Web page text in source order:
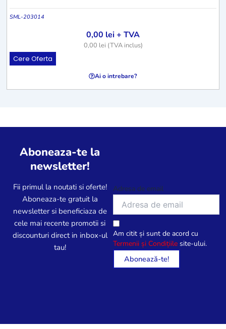
SML-203014
0,00 lei+ TVA
0,00 lei (TVA inclus)
Cere Oferta
Ai o intrebare?
Aboneaza-te la
newsletter!
Fii primul la noutati si oferte!
Aboneaza-te gratuit la
newsletter si beneficiaza de
cele mai recente promotii si
discounturi direct in inbox-ul
tau!
Adresa de email
Am citit și sunt de acord cu
Termenii și Condițiile site-ului.